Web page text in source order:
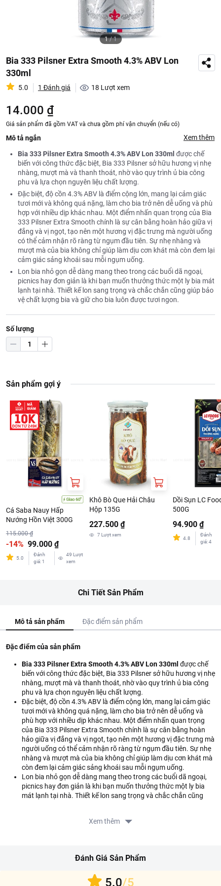
1/1
Bia 333 Pilsner Extra Smooth 4.3% ABV Lon
330ml
5.0 1 Đánh giá 18 Lượt xem
14.000 ₫
Giá sản phẩm đã gồm VAT và chưa gồm phí vận chuyển (nếu có)
Mô tả ngắn Xem thêm
Bia 333 Pilsner Extra Smooth 4.3% ABV Lon 330ml được chế
biến với công thức đặc biệt, Bia 333 Pilsner sở hữu hương vị nhẹ
nhàng, mượt mà và thanh thoát, nhờ vào quy trình ủ bia công
phu và lựa chọn nguyên liệu chất lượng.
Đặc biệt, độ cồn 4.3% ABV là điểm cộng lớn, mang lại cảm giác
tươi mới và không quá nặng, làm cho bia trở nên dễ uống và phù
hợp với nhiều dịp khác nhau. Một điểm nhấn quan trọng của Bia
333 Pilsner Extra Smooth chính là sự cân bằng hoàn hảo giữa vị
đắng và vị ngọt, tạo nên một hương vị đặc trưng mà người uống
có thể cảm nhận rõ ràng từ ngụm đầu tiên. Sự nhẹ nhàng và
mượt mà của bia không chỉ giúp làm dịu cơn khát mà còn đem lại
cảm giác sảng khoái sau mỗi ngụm uống.
Lon bia nhỏ gọn dễ dàng mang theo trong các buổi dã ngoại,
picnics hay đơn giản là khi bạn muốn thưởng thức một ly bia mát
lạnh tại nhà. Thiết kế lon sang trọng và chắc chắn cũng giúp bảo
vệ chất lượng bia và giữ cho bia luôn được tươi ngon.
Số lượng
Sản phẩm gợi ý
Cá Saba Nauy Hấp
Nướng Hồn Việt 300G
115.000 ₫
-14% 99.000 ₫
5.0
Đánh
giá: 1
49 Lượt
xem
Khô Bò Que Hải Châu
Hộp 135G
227.500 ₫
7 Lượt xem
Dồi Sụn LC
500G
94.900 ₫
4.8
Đánh
giá:4
Chi Tiết Sản Phẩm
Mô tả sản phẩm Đặc điểm sản phẩm
Đặc điểm của sản phẩm
Bia 333 Pilsner Extra Smooth 4.3% ABV Lon 330ml được chế
biến với công thức đặc biệt, Bia 333 Pilsner sở hữu hương vị nhẹ
nhàng, mượt mà và thanh thoát, nhờ vào quy trình ủ bia công
phu và lựa chọn nguyên liệu chất lượng.
Đặc biệt, độ cồn 4.3% ABV là điểm cộng lớn, mang lại cảm giác
tươi mới và không quá nặng, làm cho bia trở nên dễ uống và
phù hợp với nhiều dịp khác nhau. Một điểm nhấn quan trọng
của Bia 333 Pilsner Extra Smooth chính là sự cân bằng hoàn
hảo giữa vị đắng và vị ngọt, tạo nên một hương vị đặc trưng mà
người uống có thể cảm nhận rõ ràng từ ngụm đầu tiên. Sự nhẹ
nhàng và mượt mà của bia không chỉ giúp làm dịu cơn khát mà
còn đem lại cảm giác sảng khoái sau mỗi ngụm uống.
Lon bia nhỏ gọn dễ dàng mang theo trong các buổi dã ngoại,
picnics hay đơn giản là khi bạn muốn thưởng thức một ly bia
mát lạnh tại nhà. Thiết kế lon sang trọng và chắc chắn cũng
Ngon hơn khi uống lạnh.
Xem thêm
Đánh Giá Sản Phẩm
5.0/5